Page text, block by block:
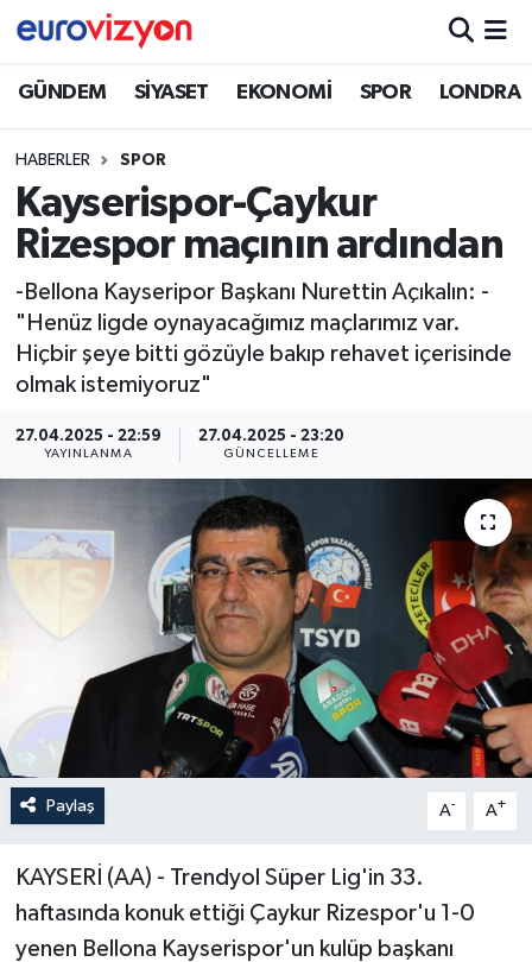
GÜNDEM SİYASET EKONOMİ SPOR LONDRA
HABERLER SPOR
Kayserispor-Çaykur
Rizespor maçının ardından
-Bellona Kayseripor Başkanı Nurettin Açıkalın: -
"Henüz ligde oynayacağımız maçlarımız var.
Hiçbir şeye bitti gözüyle bakıp rehavet içerisinde
olmak istemiyoruz"
27.04.2025 - 22:59
YAYINLANMA
27.04.2025 - 23:20
GÜNCELLEME
Paylaş A- A+
KAYSERİ (AA) - Trendyol Süper Lig'in 33.
haftasında konuk ettiği Çaykur Rizespor'u 1-0
yenen Bellona Kayserispor'un kulüp başkanı